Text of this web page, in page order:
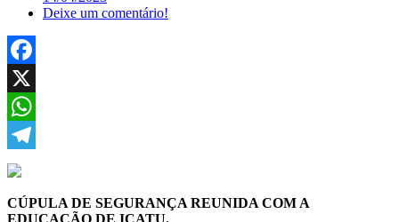
Deixe um comentário!
Facebook
X
WhatsApp
Telegram
CÚPULA DE SEGURANÇA REUNIDA COM A
EDUCAÇÃO DE ICATU.